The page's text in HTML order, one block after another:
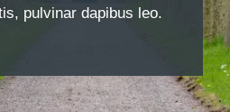
pulvinar dapibus leo.